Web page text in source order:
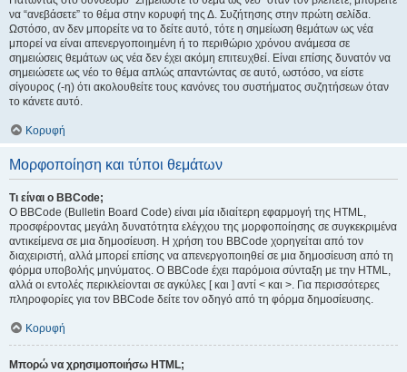
να “ανεβάσετε” το θέμα στην κορυφή της Δ. Συζήτησης στην πρώτη σελίδα.
Ωστόσο, αν δεν μπορείτε να το δείτε αυτό, τότε η σημείωση θεμάτων ως νέα
μπορεί να είναι απενεργοποιημένη ή το περιθώριο χρόνου ανάμεσα σε
σημειώσεις θεμάτων ως νέα δεν έχει ακόμη επιτευχθεί. Είναι επίσης δυνατόν να
σημειώσετε ως νέο το θέμα απλώς απαντώντας σε αυτό, ωστόσο, να είστε
σίγουρος (-η) ότι ακολουθείτε τους κανόνες του συστήματος συζητήσεων όταν
το κάνετε αυτό.
Κορυφή
Μορφοποίηση και τύποι θεμάτων
Τι είναι ο BBCode;
Ο BBCode (Bulletin Board Code) είναι μία ιδιαίτερη εφαρμογή της HTML,
προσφέροντας μεγάλη δυνατότητα ελέγχου της μορφοποίησης σε συγκεκριμένα
αντικείμενα σε μια δημοσίευση. Η χρήση του BBCode χορηγείται από τον
διαχειριστή, αλλά μπορεί επίσης να απενεργοποιηθεί σε μια δημοσίευση από τη
φόρμα υποβολής μηνύματος. Ο BBCode έχει παρόμοια σύνταξη με την HTML,
αλλά οι εντολές περικλείονται σε αγκύλες [ και ] αντί < και >. Για περισσότερες
πληροφορίες για τον BBCode δείτε τον οδηγό από τη φόρμα δημοσίευσης.
Κορυφή
Μπορώ να χρησιμοποιήσω HTML;